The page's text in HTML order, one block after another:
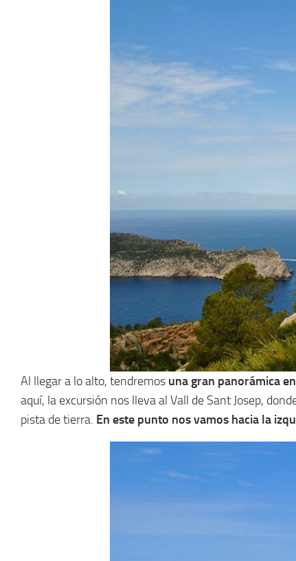
Al llegar a lo alto, tendremos una gran panorámica
aquí, la excursión nos lleva al Vall de Sant Josep,
pista de tierra. En este punto nos vamos hacia la